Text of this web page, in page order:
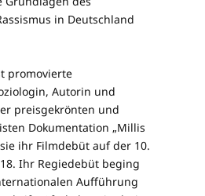
in Deutschland
promovierte
Autorin und
preisgekrönten und
Dokumentation „Millis
ihr Filmdebüt auf der 10.
Ihr Regiedebüt beging
Aufführung